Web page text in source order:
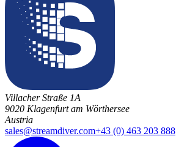
Villacher Straße 1A
9020 Klagenfurt am Wörthersee
Austria
sales@streamdiver.com+43 (0) 463 203 888